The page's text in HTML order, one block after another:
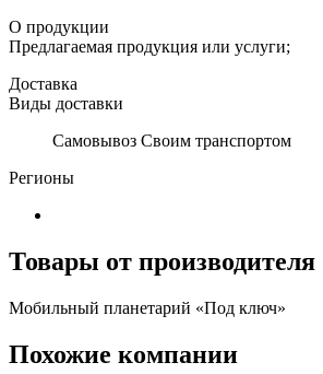
О продукции
Предлагаемая продукция или услуги;
Доставка
Виды доставки
Самовывоз Своим транспортом
Регионы
Товары от производителя
Мобильный планетарий «Под ключ»
Похожие компании